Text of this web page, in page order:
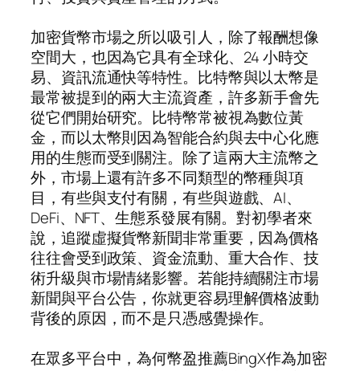
加密貨幣市場之所以吸引人，除了報酬想像
空間大，也因為它具有全球化、24 小時交
易、資訊流通快等特性。比特幣與以太幣是
最常被提到的兩大主流資產，許多新手會先
從它們開始研究。比特幣常被視為數位黃
金，而以太幣則因為智能合約與去中心化應
用的生態而受到關注。除了這兩大主流幣之
外，市場上還有許多不同類型的幣種與項
目，有些與支付有關，有些與遊戲、AI、
DeFi、NFT、生態系發展有關。對初學者來
說，追蹤虛擬貨幣新聞非常重要，因為價格
往往會受到政策、資金流動、重大合作、技
術升級與市場情緒影響。若能持續關注市場
新聞與平台公告，你就更容易理解價格波動
背後的原因，而不是只憑感覺操作。
在眾多平台中，為何幣盈推薦BingX作為加密